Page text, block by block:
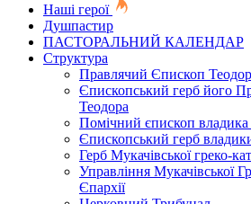
Наші герої
Душпастир
ПАСТОРАЛЬНИЙ КАЛЕНДАР
Структура
Правлячий Єпископ
Єпископський герб його
Теодора
Помічний єпископ владика
Єпископський герб
Герб Мукачівської греко-
Управління Мукачівської
Єпархії